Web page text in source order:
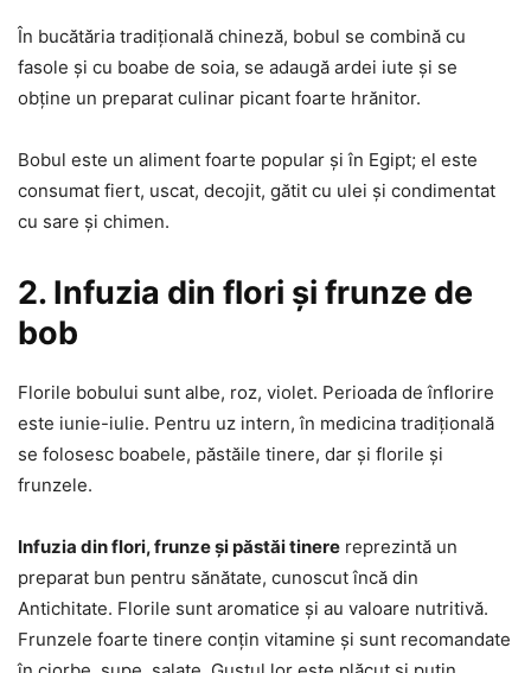
În bucătăria tradițională chineză, bobul se combină cu
fasole și cu boabe de soia, se adaugă ardei iute și se
obține un preparat culinar picant foarte hrănitor.
Bobul este un aliment foarte popular și în Egipt; el este
consumat fiert, uscat, decojit, gătit cu ulei și condimentat
cu sare și chimen.
2. Infuzia din flori și frunze de
bob
Florile bobului sunt albe, roz, violet. Perioada de înflorire
este iunie-iulie. Pentru uz intern, în medicina tradițională
se folosesc boabele, păstăile tinere, dar și florile și
frunzele.
Infuzia din flori, frunze și păstăi tinere reprezintă un
preparat bun pentru sănătate, cunoscut încă din
Antichitate. Florile sunt aromatice și au valoare nutritivă.
Frunzele foarte tinere conțin vitamine și sunt recomandate